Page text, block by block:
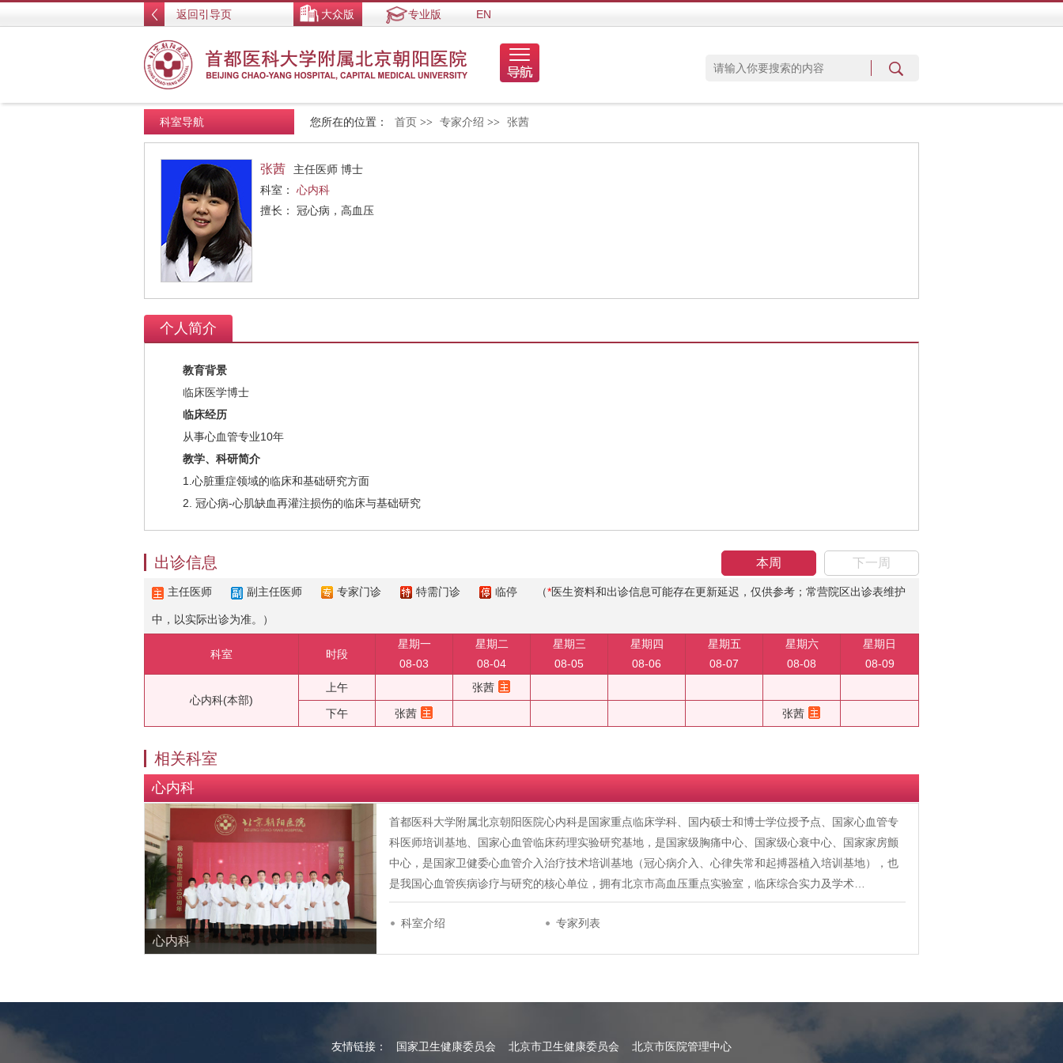
返回引导页 大众版 专业版 EN
您所在的位置： 首页 >> 专家介绍 >> 张茜
科室导航
张茜
主任医师 博士
科室： 心内科
擅长： 冠心病，高血压
个人简介
教育背景
临床医学博士
临床经历
从事心血管专业10年
教学、科研简介
1.心脏重症领域的临床和基础研究方面
2. 冠心病-心肌缺血再灌注损伤的临床与基础研究
本周 下一周
出诊信息
主任医师 副主任医师 专家门诊 特需门诊 临停 （*医生资料和出诊信息可能存在更新延迟，仅供参考；常营院区出诊表维护
中，以实际出诊为准。）
科室 时段
星期一
08-03
星期二
08-04
星期三
08-05
星期四
08-06
星期五
08-07
星期六
08-08
星期日
08-09
心内科(本部)
上午 张茜
下午 张茜 张茜
相关科室
心内科
心内科
首都医科大学附属北京朝阳医院心内科是国家重点临床学科、国内硕士和博士学位授予点、国家心血管专
科医师培训基地、国家心血管临床药理实验研究基地，是国家级胸痛中心、国家级心衰中心、国家家房颤
中心，是国家卫健委心血管介入治疗技术培训基地（冠心病介入、心律失常和起搏器植入培训基地），也
是我国心血管疾病诊疗与研究的核心单位，拥有北京市高血压重点实验室，临床综合实力及学术…
科室介绍 专家列表
友情链接： 国家卫生健康委员会 北京市卫生健康委员会 北京市医院管理中心